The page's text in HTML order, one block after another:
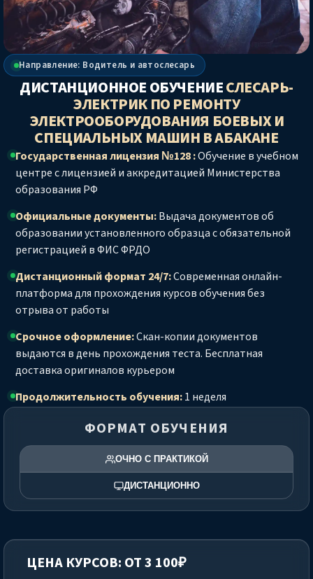
Направление: Водитель и автослесарь
ДИСТАНЦИОННОЕ ОБУЧЕНИЕСЛЕСАРЬ-
ЭЛЕКТРИК ПО РЕМОНТУ
ЭЛЕКТРООБОРУДОВАНИЯ БОЕВЫХ И
СПЕЦИАЛЬНЫХ МАШИНВ АБАКАНЕ
Государственная лицензия №128 :Обучение в учебном
центре с лицензией и аккредитацией Министерства
образования РФ
Официальные документы:Выдача документов об
образовании установленного образца с обязательной
регистрацией в ФИС ФРДО
Дистанционный формат 24/7:Современная онлайн-
платформа для прохождения курсов обучения без
отрыва от работы
Срочное оформление:Скан-копии документов
выдаются в день прохождения теста. Бесплатная
доставка оригиналов курьером
Продолжительность обучения:1 неделя
ФОРМАТ ОБУЧЕНИЯ
ОЧНО С ПРАКТИКОЙ
ДИСТАНЦИОННО
ЦЕНА КУРСОВ: ОТ 3 100₽